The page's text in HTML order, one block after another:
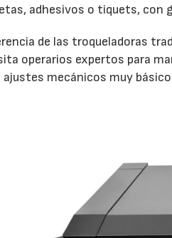
adhesivos o tiquets, con
de las troqueladoras
operarios expertos para
ajustes mecánicos muy